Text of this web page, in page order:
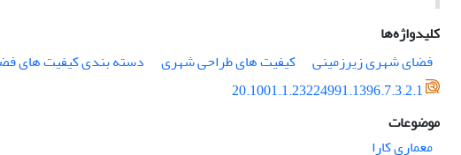
کلیدواژه‌ها
فضای شهری زیرزمینی
کیفیت های طراحی شهری دسته بندی کیفیت های
20.1001.1.23224991.1396.7.3.2.1
موضوعات
معماری کارا